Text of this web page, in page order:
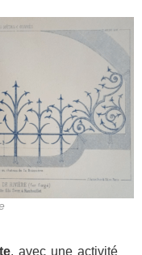
, avec une activité